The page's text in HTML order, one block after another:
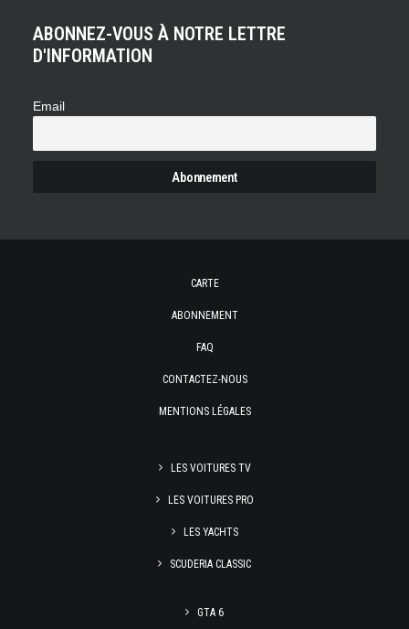
ABONNEZ-VOUS À NOTRE LETTRE
D'INFORMATION
Email
CARTE
ABONNEMENT
FAQ
CONTACTEZ-NOUS
MENTIONS LÉGALES
LES VOITURES TV
LES VOITURES PRO
LES YACHTS
SCUDERIA CLASSIC
GTA 6